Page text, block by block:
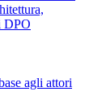
DPO
agli attori